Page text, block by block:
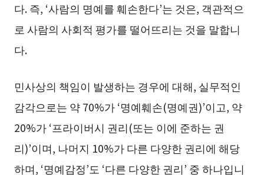
다. 즉, ‘사람의 명예를 훼손한다’는 것은, 객관적으
로 사람의 사회적 평가를 떨어뜨리는 것을 말합니
다.
민사상의 책임이 발생하는 경우에 대해, 실무적인
감각으로는 약 70%가 ‘명예훼손(명예권)’이고, 약
20%가 ‘프라이버시 권리(또는 이에 준하는 권
리)’이며, 나머지 10%가 다른 다양한 권리에 해당
하며, ‘명예감정’도 ‘다른 다양한 권리’ 중 하나입니